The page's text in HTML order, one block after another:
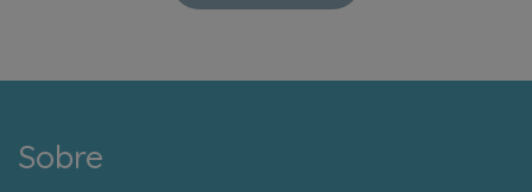
Sobre